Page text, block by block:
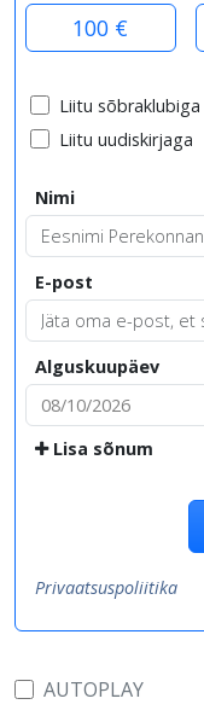
100 €
Liitu sõbraklubiga
Liitu uudiskirjaga
Nimi
E-post
Alguskuupäev
Lisa sõnum
Privaatsuspoliitika
AUTOPLAY